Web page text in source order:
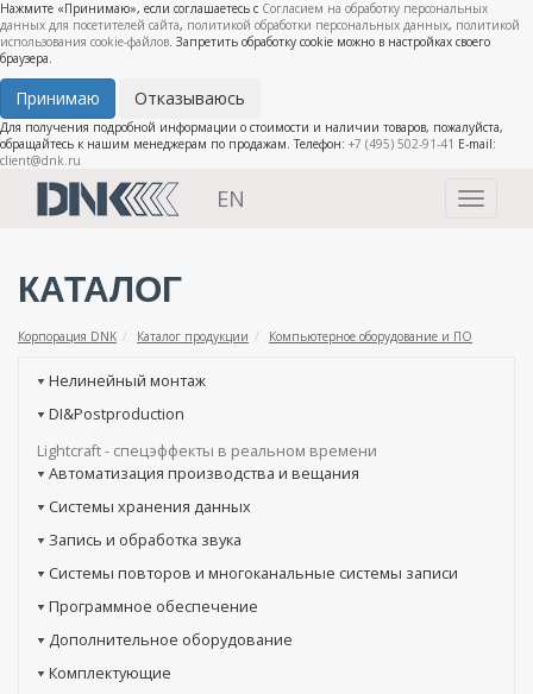
Нажмите «Принимаю», если соглашаетесь с Согласием на обработку персональных
данных для посетителей сайта, политикой обработки персональных данных, политикой
использования cookie-файлов. Запретить обработку cookie можно в настройках своего
браузера.
Принимаю Отказываюсь
Для получения подробной информации о стоимости и наличии товаров, пожалуйста,
обращайтесь к нашим менеджерам по продажам. Телефон: +7 (495) 502-91-41 E-mail:
client@dnk.ru
Toggle
EN
КАТАЛОГ
Корпорация DNK Каталог продукции Компьютерное оборудование и ПО
Нелинейный монтаж
DI&Postproduction
Lightcraft - cпецэффекты в реальном времени
Автоматизация производства и вещания
Системы хранения данных
Запись и обработка звука
Системы повторов и многоканальные системы записи
Программное обеспечение
Дополнительное оборудование
Комплектующие